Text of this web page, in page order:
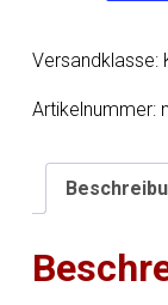
für
Viano
W639
Versandklasse:
Artikelnummer: